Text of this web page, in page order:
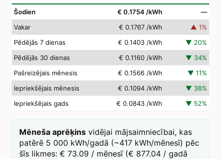
Šodien € 0.1754 /kWh
—
Vakar
€ 0.1767 /kWh ▲ 1%
Pēdējās 7 dienas
€ 0.1403 /kWh ▼ 20%
Pēdējās 30 dienas
€ 0.1160 /kWh ▼ 34%
Pašreizējais mēnesis
€ 0.1566 /kWh ▼ 11%
Iepriekšējais mēnesis
€ 0.1094 /kWh ▼ 38%
Iepriekšējais gads
€ 0.0843 /kWh ▼ 52%
Mēneša aprēķins vidējai mājsaimniecībai, kas
patērē 5 000 kWh/gadā (~417 kWh/mēnesī) pēc
šīs likmes: € 73.09 / mēnesī (€ 877.04 / gadā